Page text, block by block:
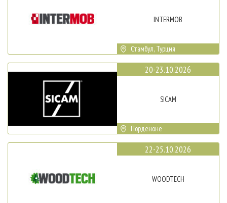
INTERMOB
Стамбул, Турция
20-23.10.2026
SICAM
Порденоне
22-25.10.2026
WOODTECH